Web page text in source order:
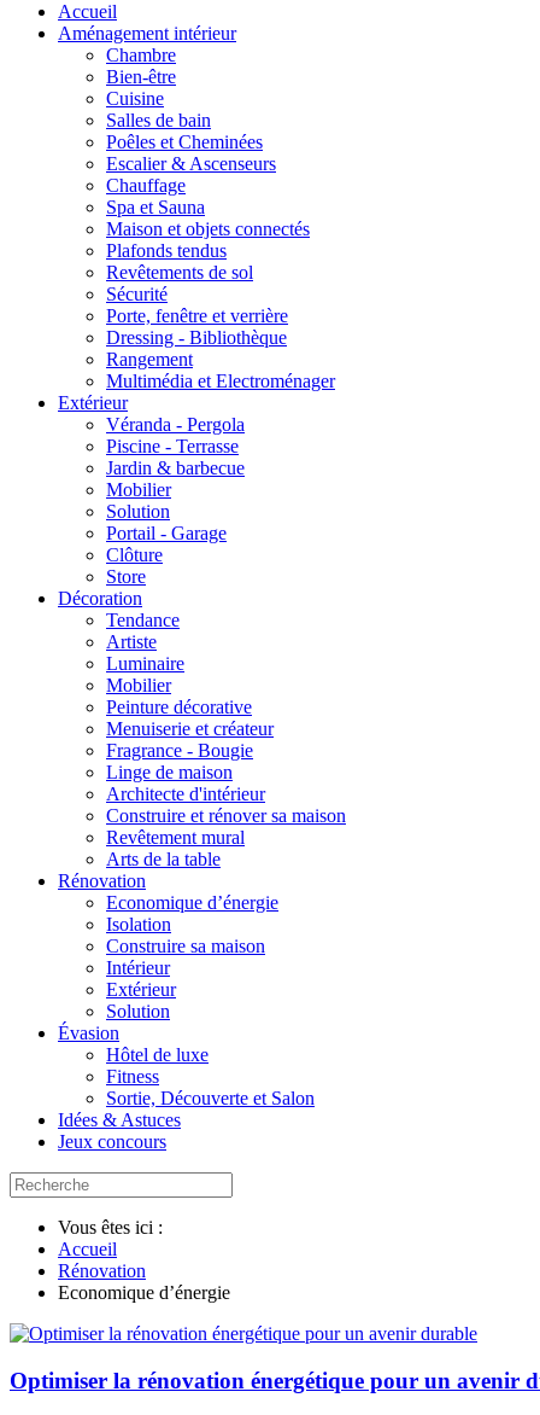
Accueil
Aménagement intérieur
Chambre
Bien-être
Cuisine
Salles de bain
Poêles et Cheminées
Escalier & Ascenseurs
Chauffage
Spa et Sauna
Maison et objets connectés
Plafonds tendus
Revêtements de sol
Sécurité
Porte, fenêtre et verrière
Dressing - Bibliothèque
Rangement
Multimédia et Electroménager
Extérieur
Véranda - Pergola
Piscine - Terrasse
Jardin & barbecue
Mobilier
Solution
Portail - Garage
Clôture
Store
Décoration
Tendance
Artiste
Luminaire
Mobilier
Peinture décorative
Menuiserie et créateur
Fragrance - Bougie
Linge de maison
Architecte d'intérieur
Construire et rénover sa maison
Revêtement mural
Arts de la table
Rénovation
Economique d’énergie
Isolation
Construire sa maison
Intérieur
Extérieur
Solution
Évasion
Hôtel de luxe
Fitness
Sortie, Découverte et Salon
Idées & Astuces
Jeux concours
Vous êtes ici :
Accueil
Rénovation
Economique d’énergie
Optimiser la rénovation énergétique pour un avenir